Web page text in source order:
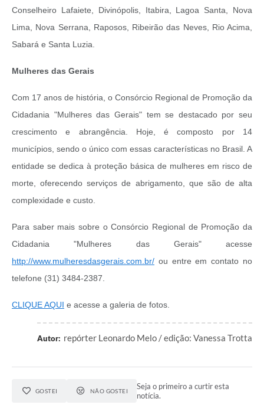
Conselheiro Lafaiete, Divinópolis, Itabira, Lagoa Santa, Nova
Lima, Nova Serrana, Raposos, Ribeirão das Neves, Rio Acima,
Sabará e Santa Luzia.
Mulheres das Gerais
Com 17 anos de história, o Consórcio Regional de Promoção da
Cidadania "Mulheres das Gerais" tem se destacado por seu
crescimento e abrangência. Hoje, é composto por 14
municípios, sendo o único com essas características no Brasil. A
entidade se dedica à proteção básica de mulheres em risco de
morte, oferecendo serviços de abrigamento, que são de alta
complexidade e custo.
Para saber mais sobre o Consórcio Regional de Promoção da
Cidadania "Mulheres das Gerais" acesse
http://www.mulheresdasgerais.com.br/ ou entre em contato no
telefone (31) 3484-2387.
CLIQUE AQUI e acesse a galeria de fotos.
Autor: repórter Leonardo Melo / edição: Vanessa Trotta
GOSTEI NÃO GOSTEI
Seja o primeiro a curtir esta
notícia.